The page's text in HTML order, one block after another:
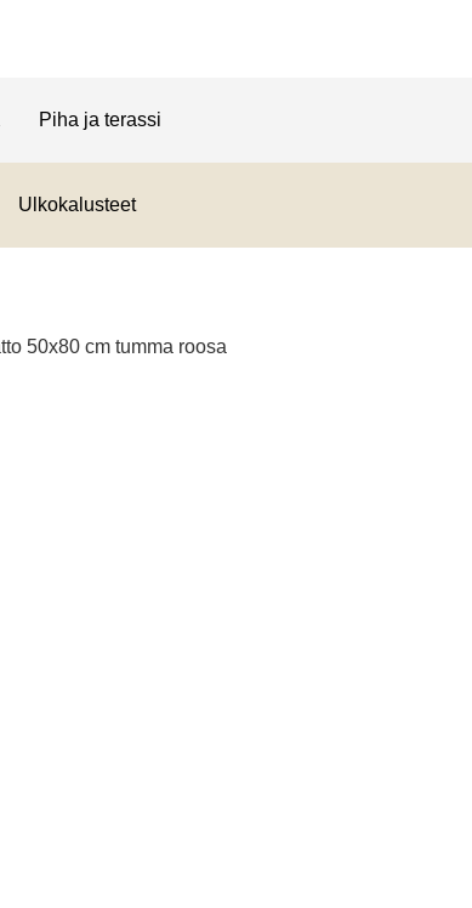
Piha ja terassi
Ulkokalusteet